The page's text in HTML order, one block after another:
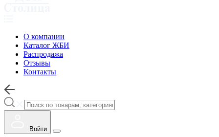
О компании
Каталог ЖБИ
Распродажа
Отзывы
Контакты
Войти